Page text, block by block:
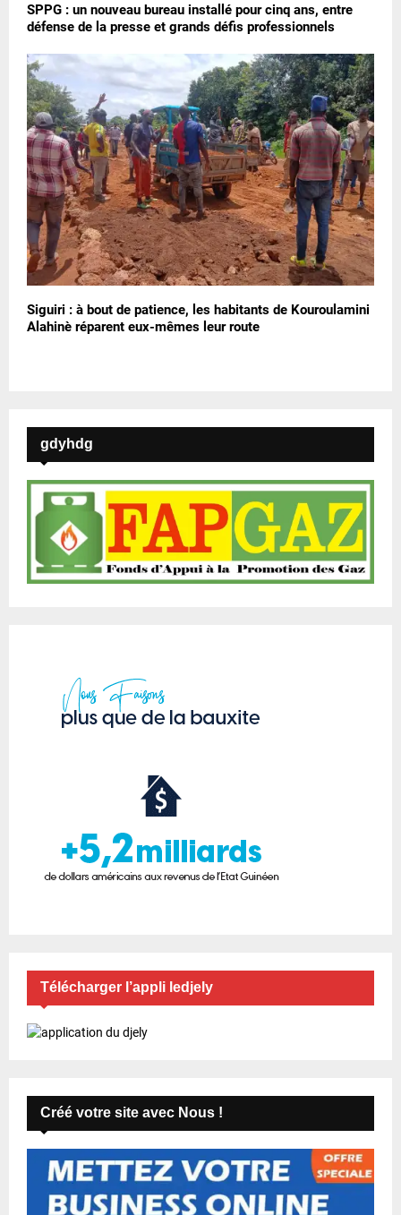
SPPG : un nouveau bureau installé pour cinq ans, entre
défense de la presse et grands défis professionnels
Siguiri : à bout de patience, les habitants de Kouroulamini
Alahinè réparent eux-mêmes leur route
gdyhdg
Télécharger l’appli ledjely
Créé votre site avec Nous !